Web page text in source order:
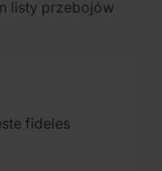
listy przebojów
fideles